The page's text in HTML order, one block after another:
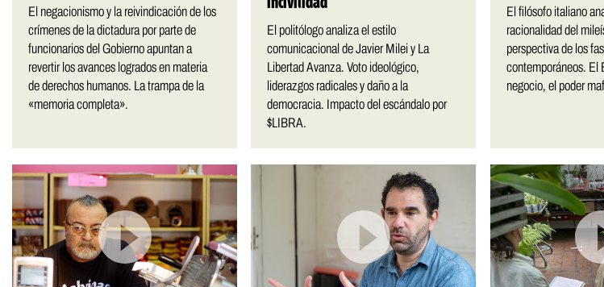
El negacionismo y la reivindicación de los
crímenes de la dictadura por parte de
funcionarios del Gobierno apuntan a
revertir los avances logrados en materia
de derechos humanos. La trampa de la
«memoria completa».
El politólogo analiza el estilo
comunicacional de Javier Milei y La
Libertad Avanza. Voto ideológico,
liderazgos radicales y daño a la
democracia. Impacto del escándalo por
$LIBRA.
El filósofo italiano
racionalidad del
perspectiva de los
contemporáneos. El
negocio, el poder